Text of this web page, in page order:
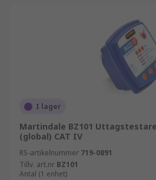
I lager
Martindale BZ101
(global) CAT IV
RS-artikelnummer 719-0891
Tillv. art.nr BZ101
Antal (1 enhet)